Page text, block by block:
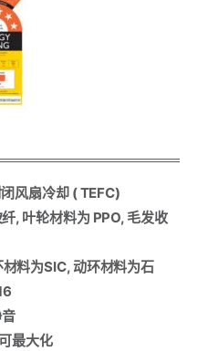
风扇冷却 ( TEFC)
, 叶轮材料为 PPO, 毛发收
料为SIC, 动环材料为石
最大化